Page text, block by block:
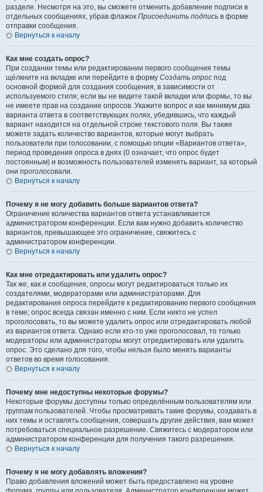
разделе. Несмотря на это, вы сможете отменить добавление подписи в
отдельных сообщениях, убрав флажок Присоединить подпись в форме
отправки сообщения.
Вернуться к началу
Как мне создать опрос?
При создании темы или редактировании первого сообщения темы
щёлкните на вкладке или перейдите в форму Создать опрос под
основной формой для создания сообщения, в зависимости от
используемого стиля; если вы не видите такой вкладки или формы, то вы
не имеете прав на создание опросов. Укажите вопрос и как минимум два
варианта ответа в соответствующих полях, убедившись, что каждый
вариант находится на отдельной строке текстового поля. Вы также
можете задать количество вариантов, которые могут выбрать
пользователи при голосовании, с помощью опции «Вариантов ответа»,
период проведения опроса в днях (0 означает, что опрос будет
постоянным) и возможность пользователей изменять вариант, за который
они проголосовали.
Вернуться к началу
Почему я не могу добавить больше вариантов ответа?
Ограничение количества вариантов ответа устанавливается
администратором конференции. Если вам нужно добавить количество
вариантов, превышающее это ограничение, свяжитесь с
администратором конференции.
Вернуться к началу
Как мне отредактировать или удалить опрос?
Так же, как и сообщения, опросы могут редактироваться только их
создателями, модераторами или администраторами. Для
редактирования опроса перейдите к редактированию первого сообщения
в теме; опрос всегда связан именно с ним. Если никто не успел
проголосовать, то вы можете удалить опрос или отредактировать любой
из вариантов ответа. Однако если кто-то уже проголосовал, то только
модераторы или администраторы могут отредактировать или удалить
опрос. Это сделано для того, чтобы нельзя было менять варианты
ответов во время голосования.
Вернуться к началу
Почему мне недоступны некоторые форумы?
Некоторые форумы доступны только определённым пользователям или
группам пользователей. Чтобы просматривать такие форумы, создавать в
них темы и оставлять сообщения, совершать другие действия, вам может
потребоваться специальное разрешение. Свяжитесь с модератором или
администратором конференции для получения такого разрешения.
Вернуться к началу
Почему я не могу добавлять вложения?
Право добавления вложений может быть предоставлено на уровне